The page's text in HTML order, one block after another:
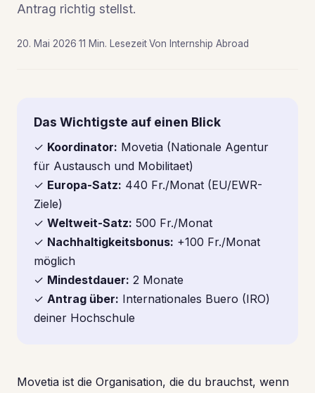
Antrag richtig stellst.
20. Mai 2026 11 Min. LesezeitVon Internship Abroad
Das Wichtigste auf einen Blick
✓ Koordinator: Movetia (Nationale Agentur
für Austausch und Mobilitaet)
✓ Europa-Satz: 440 Fr./Monat (EU/EWR-
Ziele)
✓ Weltweit-Satz: 500 Fr./Monat
✓ Nachhaltigkeitsbonus: +100 Fr./Monat
möglich
✓ Mindestdauer: 2 Monate
✓ Antrag über: Internationales Buero (IRO)
deiner Hochschule
Movetia ist die Organisation, die du brauchst, wenn